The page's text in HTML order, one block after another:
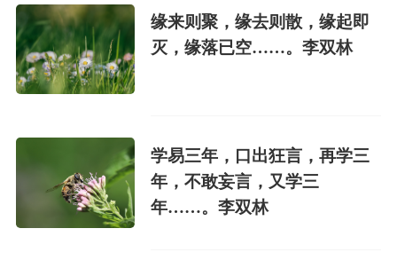
缘来则聚，缘去则散，缘起即
灭，缘落已空……。李双林
学易三年，口出狂言，再学三
年，不敢妄言，又学三
年……。李双林